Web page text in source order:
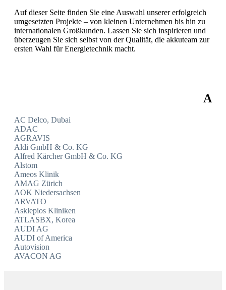
Auf dieser Seite finden Sie eine Auswahl unserer erfolgreich
umgesetzten Projekte – von kleinen Unternehmen bis hin zu
internationalen Großkunden. Lassen Sie sich inspirieren und
überzeugen Sie sich selbst von der Qualität, die akkuteam zur
ersten Wahl für Energietechnik macht.
A
AC Delco, Dubai
ADAC
AGRAVIS
Aldi GmbH & Co. KG
Alfred Kärcher GmbH & Co. KG
Alstom
Ameos Klinik
AMAG Zürich
AOK Niedersachsen
ARVATO
Asklepios Kliniken
ATLASBX, Korea
AUDI AG
AUDI of America
Autovision
AVACON AG